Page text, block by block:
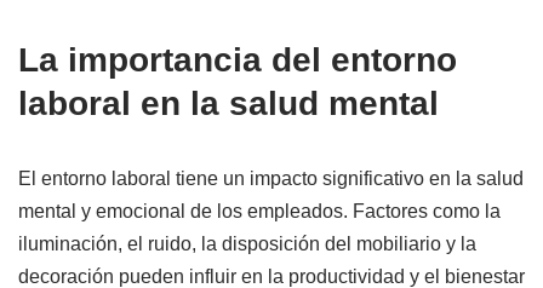
La importancia del entorno
laboral en la salud mental
El entorno laboral tiene un impacto significativo en la salud
mental y emocional de los empleados. Factores como la
iluminación, el ruido, la disposición del mobiliario y la
decoración pueden influir en la productividad y el bienestar